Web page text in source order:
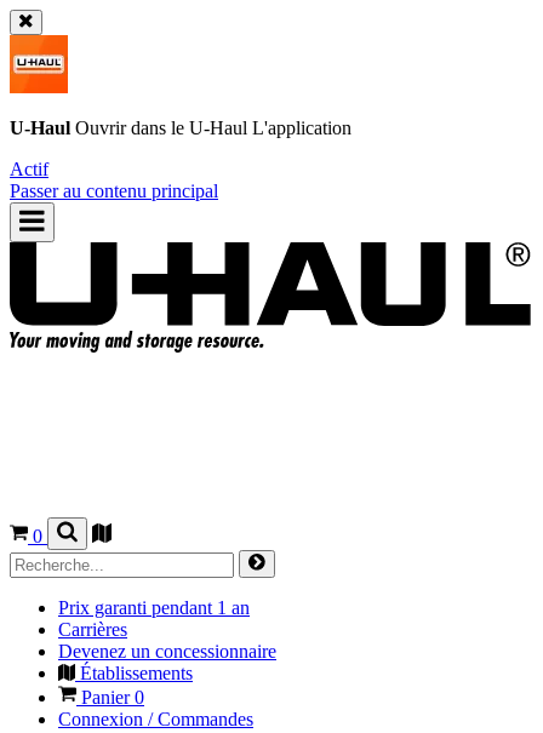
U-Haul Ouvrir dans le U-Haul L'application
Actif
Passer au contenu principal
0
Prix garanti pendant 1 an
Carrières
Devenez un concessionnaire
Établissements
Panier0
Connexion / Commandes